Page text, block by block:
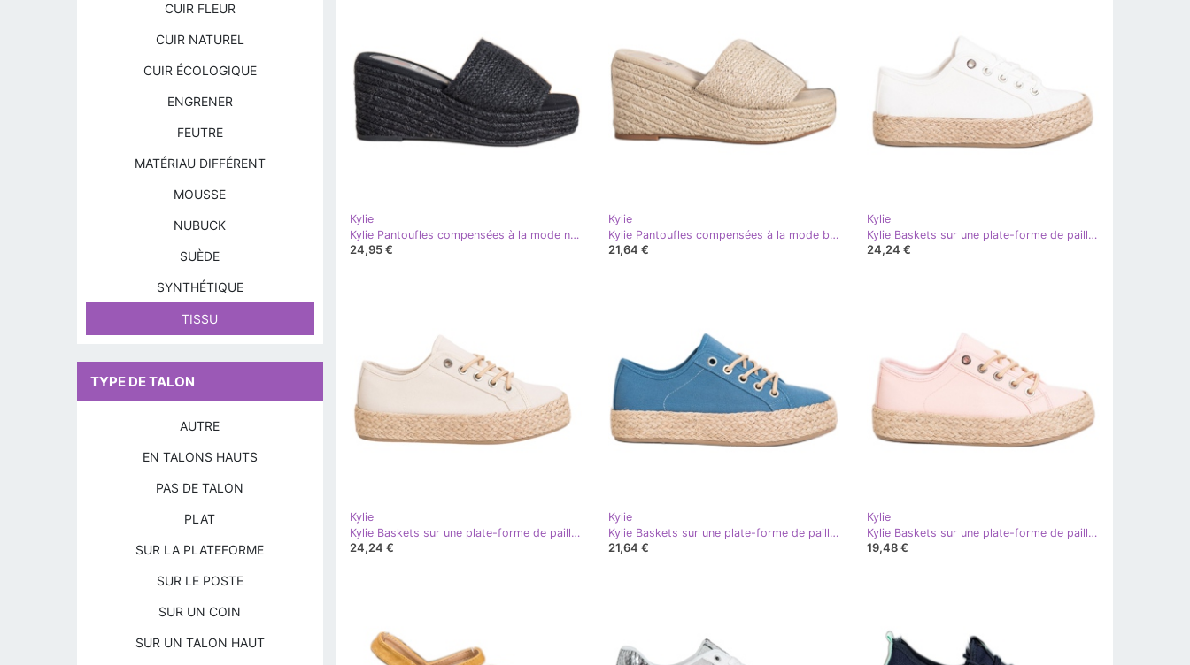
Kylie
Kylie Pantoufles compensées à la mode noir
24,95 €
Kylie
Kylie Pantoufles compensées à la mode brun
21,64 €
Kylie
Kylie Baskets sur une plate-forme de paille blanc
24,24 €
Kylie
Kylie Baskets sur une plate-forme de paille brun
24,24 €
Kylie
Kylie Baskets sur une plate-forme de paille bleu
21,64 €
Kylie
Kylie Baskets sur une plate-forme de paille rose
19,48 €
CUIR FLEUR
CUIR NATUREL
CUIR ÉCOLOGIQUE
ENGRENER
FEUTRE
MATÉRIAU DIFFÉRENT
MOUSSE
NUBUCK
SUÈDE
SYNTHÉTIQUE
TISSU
TYPE DE TALON
AUTRE
EN TALONS HAUTS
PAS DE TALON
PLAT
SUR LA PLATEFORME
SUR LE POSTE
SUR UN COIN
SUR UN TALON HAUT